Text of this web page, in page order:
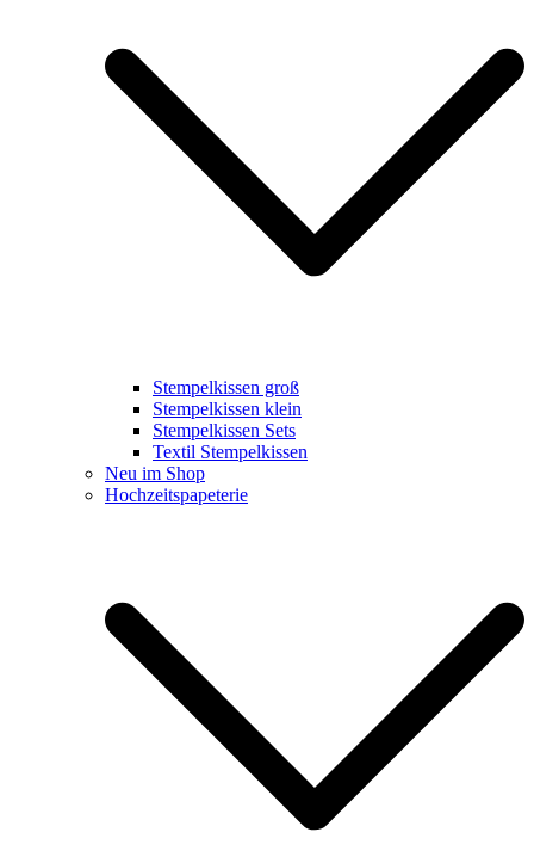
Stempelkissen groß
Stempelkissen klein
Stempelkissen Sets
Textil Stempelkissen
Neu im Shop
Hochzeitspapeterie